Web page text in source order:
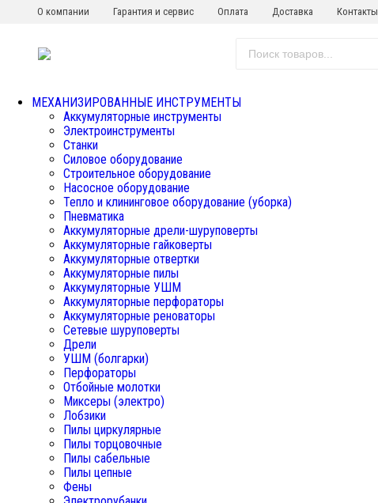
О компании Гарантия и сервис Оплата Доставка Контакты
МЕХАНИЗИРОВАННЫЕ ИНСТРУМЕНТЫ
Аккумуляторные инструменты
Электроинструменты
Станки
Силовое оборудование
Строительное оборудование
Насосное оборудование
Тепло и клининговое оборудование (уборка)
Пневматика
Аккумуляторные дрели-шуруповерты
Аккумуляторные гайковерты
Аккумуляторные отвертки
Аккумуляторные пилы
Аккумуляторные УШМ
Аккумуляторные перфораторы
Аккумуляторные реноваторы
Сетевые шуруповерты
Дрели
УШМ (болгарки)
Перфораторы
Отбойные молотки
Миксеры (электро)
Лобзики
Пилы циркулярные
Пилы торцовочные
Пилы сабельные
Пилы цепные
Фены